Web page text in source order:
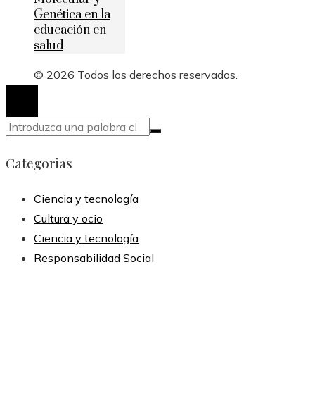
Genética en la
educación en
salud
© 2026 Todos los derechos reservados.
Categorias
Ciencia y tecnología
Cultura y ocio
Ciencia y tecnología
Responsabilidad Social